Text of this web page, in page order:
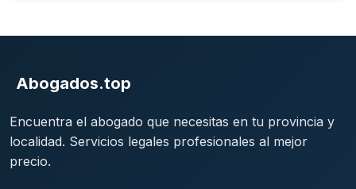
Abogados.top
Encuentra el abogado que necesitas en tu provincia y
localidad. Servicios legales profesionales al mejor
precio.